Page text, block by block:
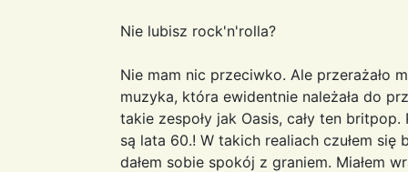
Nie lubisz rock'n'rolla?
Nie mam nic przeciwko. Ale przerażało
muzyka, która ewidentnie należała do
takie zespoły jak Oasis, cały ten
są lata 60.! W takich realiach czułem
dałem sobie spokój z graniem. Miałem